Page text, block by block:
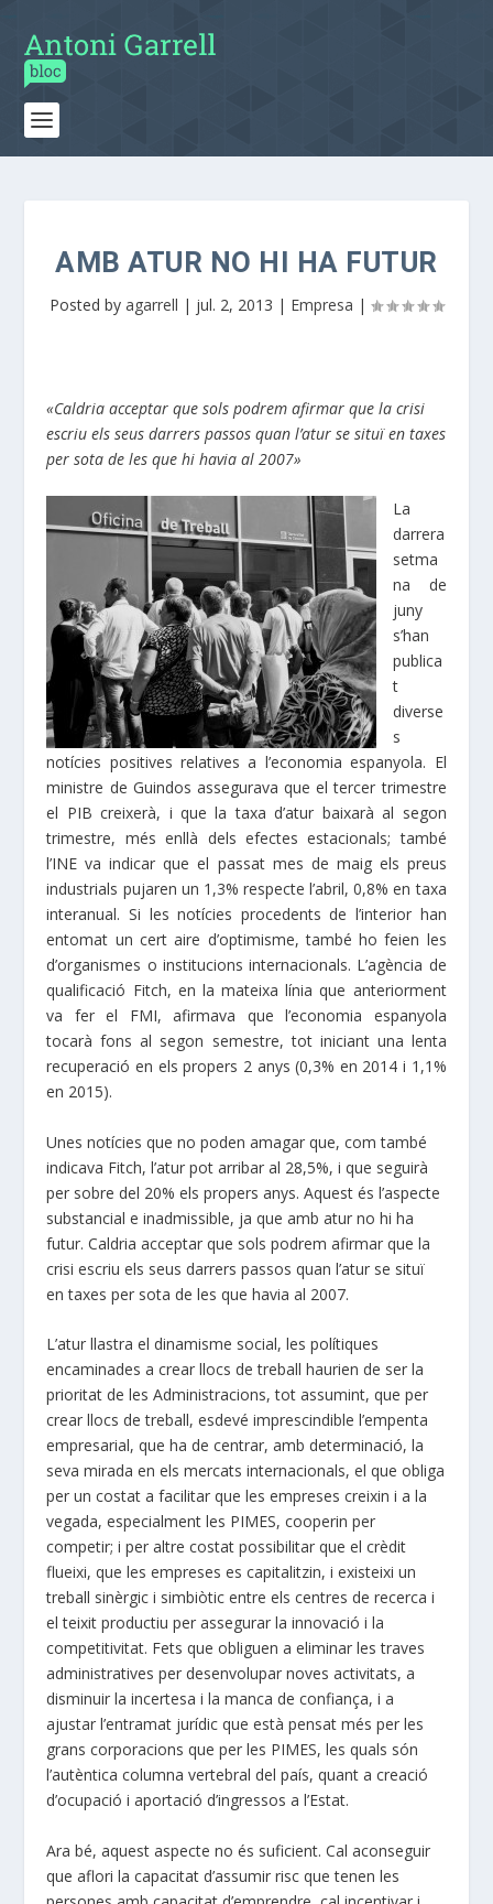
AMB ATUR NO HI HA FUTUR
Posted by agarrell | jul. 2, 2013 | Empresa |
«Caldria acceptar que sols podrem afirmar que la crisi
escriu els seus darrers passos quan l’atur se situï en taxes
per sota de les que hi havia al 2007»
La
darrera
setma
na de
juny
s’han
publica
t
diverse
s
notícies positives relatives a l’economia espanyola. El
ministre de Guindos assegurava que el tercer trimestre
el PIB creixerà, i que la taxa d’atur baixarà al segon
trimestre, més enllà dels efectes estacionals; també
l’INE va indicar que el passat mes de maig els preus
industrials pujaren un 1,3% respecte l’abril, 0,8% en taxa
interanual. Si les notícies procedents de l’interior han
entomat un cert aire d’optimisme, també ho feien les
d’organismes o institucions internacionals. L’agència de
qualificació Fitch, en la mateixa línia que anteriorment
va fer el FMI, afirmava que l’economia espanyola
tocarà fons al segon semestre, tot iniciant una lenta
recuperació en els propers 2 anys (0,3% en 2014 i 1,1%
en 2015).
Unes notícies que no poden amagar que, com també
indicava Fitch, l’atur pot arribar al 28,5%, i que seguirà
per sobre del 20% els propers anys. Aquest és l’aspecte
substancial e inadmissible, ja que amb atur no hi ha
futur. Caldria acceptar que sols podrem afirmar que la
crisi escriu els seus darrers passos quan l’atur se situï
en taxes per sota de les que havia al 2007.
L’atur llastra el dinamisme social, les polítiques
encaminades a crear llocs de treball haurien de ser la
prioritat de les Administracions, tot assumint, que per
crear llocs de treball, esdevé imprescindible l’empenta
empresarial, que ha de centrar, amb determinació, la
seva mirada en els mercats internacionals, el que obliga
per un costat a facilitar que les empreses creixin i a la
vegada, especialment les PIMES, cooperin per
competir; i per altre costat possibilitar que el crèdit
flueixi, que les empreses es capitalitzin, i existeixi un
treball sinèrgic i simbiòtic entre els centres de recerca i
el teixit productiu per assegurar la innovació i la
competitivitat. Fets que obliguen a eliminar les traves
administratives per desenvolupar noves activitats, a
disminuir la incertesa i la manca de confiança, i a
ajustar l’entramat jurídic que està pensat més per les
grans corporacions que per les PIMES, les quals són
l’autèntica columna vertebral del país, quant a creació
d’ocupació i aportació d’ingressos a l’Estat.
Ara bé, aquest aspecte no és suficient. Cal aconseguir
que aflori la capacitat d’assumir risc que tenen les